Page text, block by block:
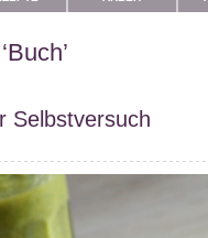
Selbstversuch